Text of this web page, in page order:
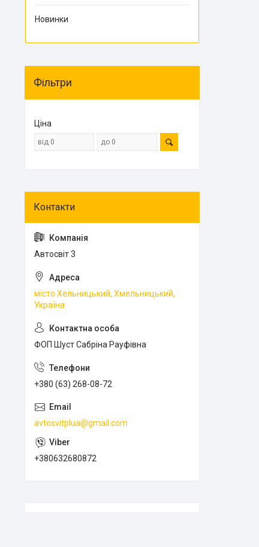
Новинки
Фільтри
Ціна
Автосвіт 3
місто Хельницький, Хмельницький,
Україна
ФОП Шуст Сабріна Рауфівна
+380 (63) 268-08-72
avtosvitplua@gmail.com
+380632680872